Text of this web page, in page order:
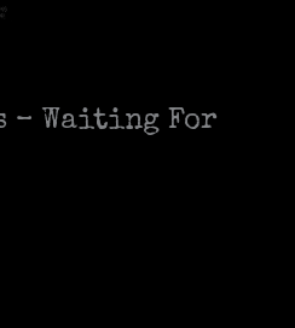
Waiting For